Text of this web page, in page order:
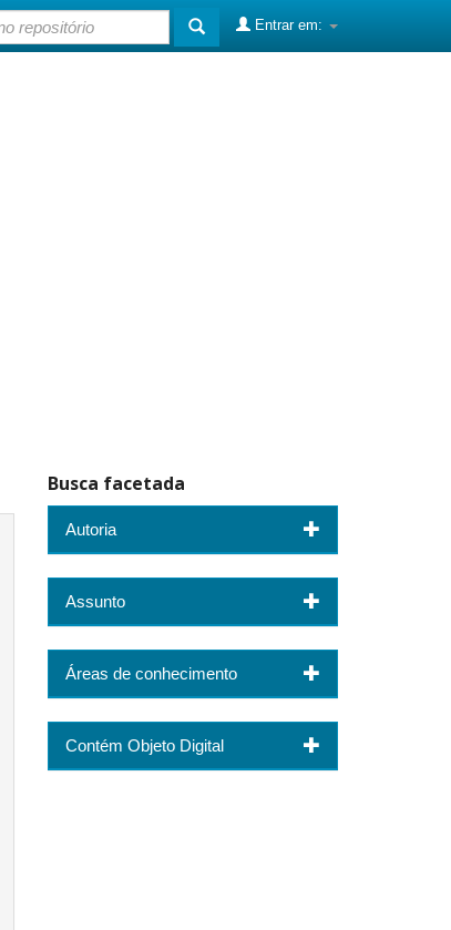
Entrar em:
Busca facetada
Autoria
Assunto
Áreas de conhecimento
Contém Objeto Digital